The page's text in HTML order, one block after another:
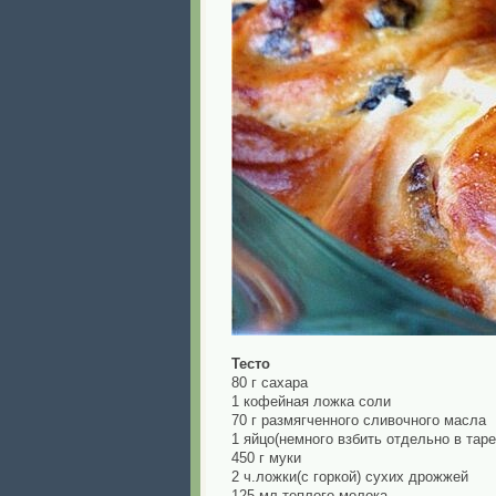
Тесто
80 г сахара
1 кофейная ложка соли
70 г размягченного сливочного масла
1 яйцо(немного взбить отдельно в
450 г муки
2 ч.ложки(с горкой) сухих дрожжей